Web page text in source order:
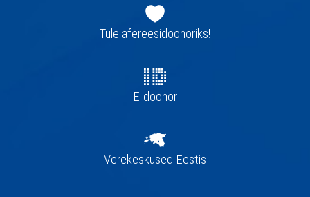
navigatsioonTule afereesidoonoriks!
E-doonor
Verekeskused Eestis